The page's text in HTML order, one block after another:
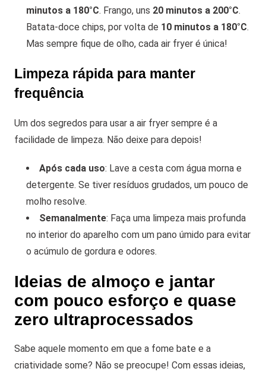
minutos a 180°C. Frango, uns 20 minutos a 200°C.
Batata-doce chips, por volta de 10 minutos a 180°C.
Mas sempre fique de olho, cada air fryer é única!
Limpeza rápida para manter
frequência
Um dos segredos para usar a air fryer sempre é a
facilidade de limpeza. Não deixe para depois!
Após cada uso: Lave a cesta com água morna e
detergente. Se tiver resíduos grudados, um pouco de
molho resolve.
Semanalmente: Faça uma limpeza mais profunda
no interior do aparelho com um pano úmido para evitar
o acúmulo de gordura e odores.
Ideias de almoço e jantar
com pouco esforço e quase
zero ultraprocessados
Sabe aquele momento em que a fome bate e a
criatividade some? Não se preocupe! Com essas ideias,